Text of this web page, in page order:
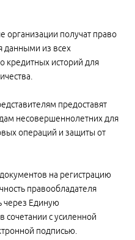
организации получат право
данными из всех
историй для
предоставят
несовершеннолетних для
операций и защиты от
на регистрацию
правообладателя
через Единую
сочетании с усиленной
подписью.